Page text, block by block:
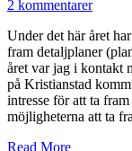
2 kommentarer
Under det här året
fram detaljplaner
året var jag i kontakt
på Kristianstad
intresse för att ta
möjligheterna att ta
Read More